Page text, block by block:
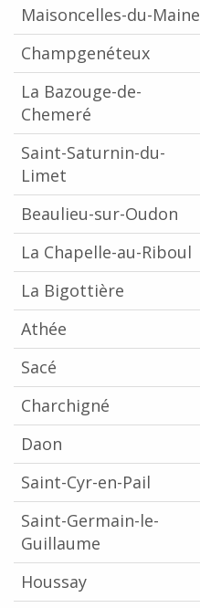
Maisoncelles-du-Maine
Champgenéteux
La Bazouge-de-
Chemeré
Saint-Saturnin-du-
Limet
Beaulieu-sur-Oudon
La Chapelle-au-Riboul
La Bigottière
Athée
Sacé
Charchigné
Daon
Saint-Cyr-en-Pail
Saint-Germain-le-
Guillaume
Houssay